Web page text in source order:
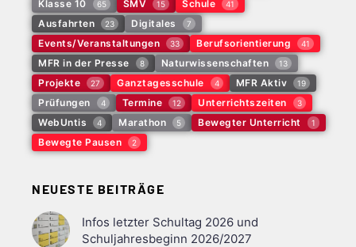
Klasse 10 65 SMV 15 Schule 41
Ausfahrten 23 Digitales 7
Events/Veranstaltungen 33 Berufsorientierung 41
MFR in der Presse 8 Naturwissenschaften 13
Projekte 27 Ganztagesschule 4 MFR Aktiv 19
Prüfungen 4 Termine 12 Unterrichtszeiten 3
WebUntis 4 Marathon 5 Bewegter Unterricht 1
Bewegte Pausen 2
NEUESTE BEITRÄGE
Infos letzter Schultag 2026 und
Schuljahresbeginn 2026/2027